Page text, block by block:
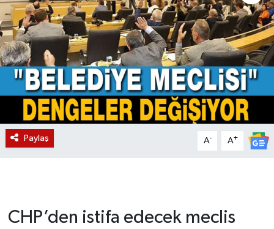
Paylaş A- A+
CHP’den istifa edecek meclis
Etkinlikler